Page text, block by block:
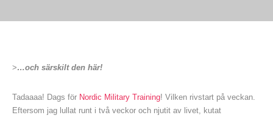
>…och särskilt den här!
Tadaaaa! Dags förNordic Military Training! Vilken rivstart på veckan.
Eftersom jag lullat runt i två veckor och njutit av livet, kutat